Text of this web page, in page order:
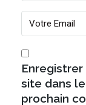
site dans
prochain